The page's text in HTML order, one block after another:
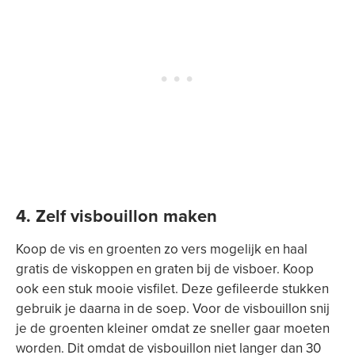
4. Zelf visbouillon maken
Koop de vis en groenten zo vers mogelijk en haal
gratis de viskoppen en graten bij de visboer. Koop
ook een stuk mooie visfilet. Deze gefileerde stukken
gebruik je daarna in de soep. Voor de visbouillon snij
je de groenten kleiner omdat ze sneller gaar moeten
worden. Dit omdat de visbouillon niet langer dan 30